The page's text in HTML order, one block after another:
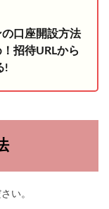
口座開設方法
招待URLから
!
い。